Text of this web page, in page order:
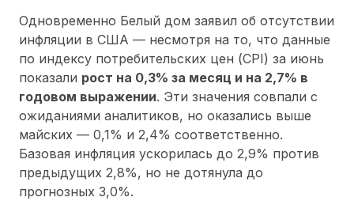
Одновременно Белый дом заявил об отсутствии
инфляции в США — несмотря на то, что данные
по индексу потребительских цен (CPI) за июнь
показали рост на 0,3% за месяц и на 2,7% в
годовом выражении. Эти значения совпали с
ожиданиями аналитиков, но оказались выше
майских — 0,1% и 2,4% соответственно.
Базовая инфляция ускорилась до 2,9% против
предыдущих 2,8%, но не дотянула до
прогнозных 3,0%.